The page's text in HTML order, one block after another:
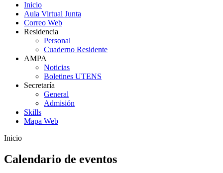
Inicio
Aula Virtual Junta
Correo Web
Residencia
Personal
Cuaderno Residente
AMPA
Noticias
Boletines UTENS
Secretaría
General
Admisión
Skills
Mapa Web
Inicio
Calendario de eventos